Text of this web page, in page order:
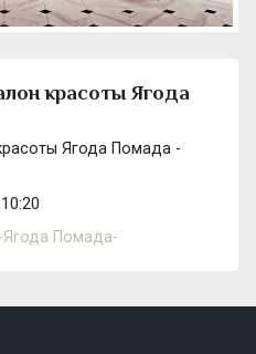
красоты Ягода
Ягода Помада -
Ягода Помада-